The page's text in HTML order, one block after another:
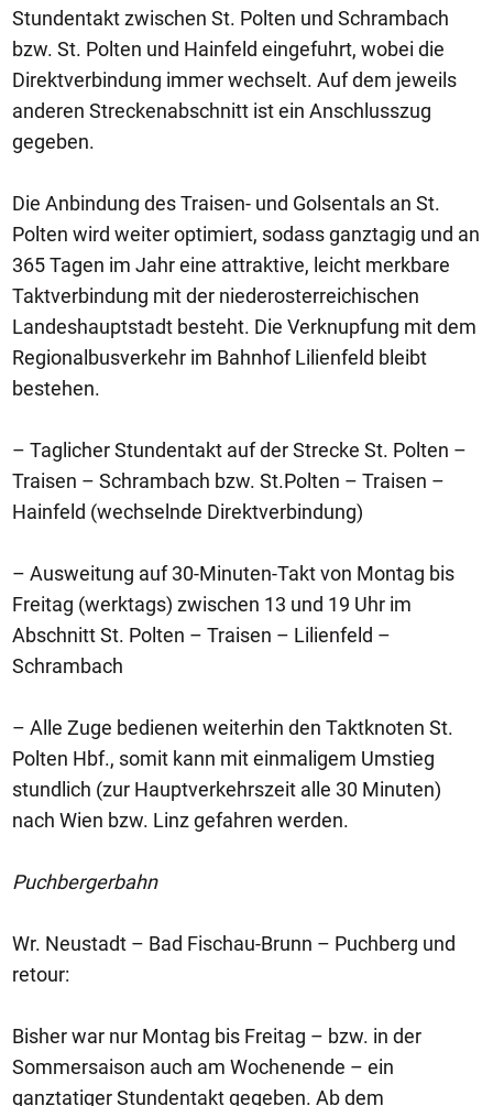
Stundentakt zwischen St. Polten und Schrambach
bzw. St. Polten und Hainfeld eingefuhrt, wobei die
Direktverbindung immer wechselt. Auf dem jeweils
anderen Streckenabschnitt ist ein Anschlusszug
gegeben.
Die Anbindung des Traisen- und Golsentals an St.
Polten wird weiter optimiert, sodass ganztagig und an
365 Tagen im Jahr eine attraktive, leicht merkbare
Taktverbindung mit der niederosterreichischen
Landeshauptstadt besteht. Die Verknupfung mit dem
Regionalbusverkehr im Bahnhof Lilienfeld bleibt
bestehen.
– Taglicher Stundentakt auf der Strecke St. Polten –
Traisen – Schrambach bzw. St.Polten – Traisen –
Hainfeld (wechselnde Direktverbindung)
– Ausweitung auf 30-Minuten-Takt von Montag bis
Freitag (werktags) zwischen 13 und 19 Uhr im
Abschnitt St. Polten – Traisen – Lilienfeld –
Schrambach
– Alle Zuge bedienen weiterhin den Taktknoten St.
Polten Hbf., somit kann mit einmaligem Umstieg
stundlich (zur Hauptverkehrszeit alle 30 Minuten)
nach Wien bzw. Linz gefahren werden.
Puchbergerbahn
Wr. Neustadt – Bad Fischau-Brunn – Puchberg und
retour:
Bisher war nur Montag bis Freitag – bzw. in der
Sommersaison auch am Wochenende – ein
ganztatiger Stundentakt gegeben. Ab dem